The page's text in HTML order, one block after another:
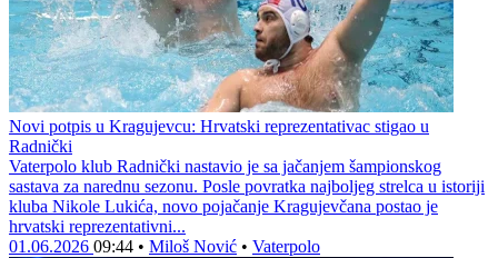
Novi potpis u Kragujevcu: Hrvatski reprezentativac stigao u
Radnički
Vaterpolo klub Radnički nastavio je sa jačanjem šampionskog
sastava za narednu sezonu. Posle povratka najboljeg strelca u istoriji
kluba Nikole Lukića, novo pojačanje Kragujevčana postao je
hrvatski reprezentativni...
01.06.2026 09:44 • Miloš Nović • Vaterpolo